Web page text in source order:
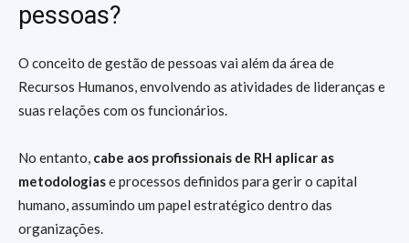
pessoas?
O conceito de gestão de pessoas vai além da área de
Recursos Humanos, envolvendo as atividades de lideranças e
suas relações com os funcionários.
No entanto, cabe aos profissionais de RH aplicar as
metodologiase processos definidos para gerir o capital
humano, assumindo um papel estratégico dentro das
organizações.